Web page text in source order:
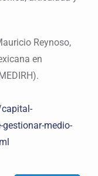
Reynoso,
en
medio-